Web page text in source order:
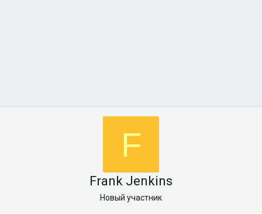
F
Frank Jenkins
Новый участник